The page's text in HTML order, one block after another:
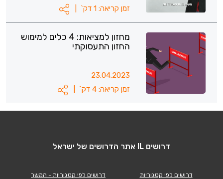
זמן קריאה: 1 דק`
מחזון למציאות: 4 כלים למימוש
החזון התעסוקתי
23.04.2023
זמן קריאה: 4 דק`
דרושים IL אתר הדרושים של ישראל
דרושים לפי קטגוריות
דרושים לפי קטגוריות - המשך